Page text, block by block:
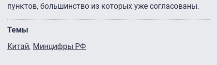
пунктов, большинство из которых уже согласованы.
Темы
Китай Минцифры РФ